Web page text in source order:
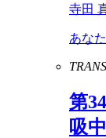
寺田
あな
第
吸中